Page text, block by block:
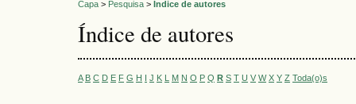
Capa > Pesquisa > Índice de autores
Índice de autores
A B C D E F G H I J K L M N O P Q R S T U V W X Y Z Toda(o)s